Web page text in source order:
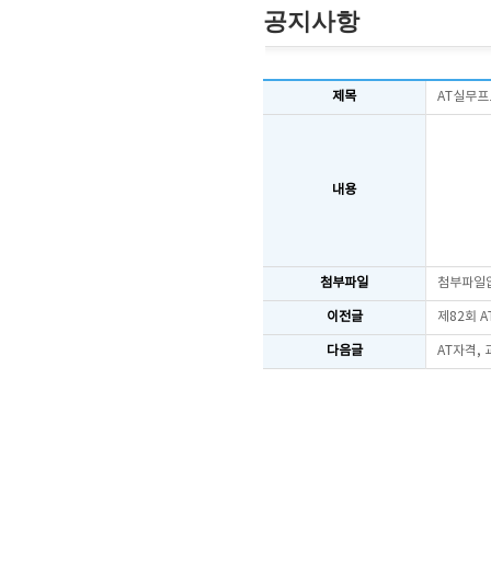
공지사항
제목 AT실무
내용
첨부파일 첨부파일
이전글 제82회
다음글 AT자격,